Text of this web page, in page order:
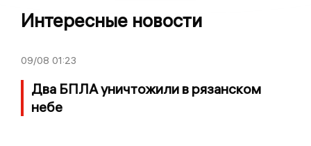
Интересные новости
09/08 01:23
Два БПЛА уничтожили в рязанском
небе